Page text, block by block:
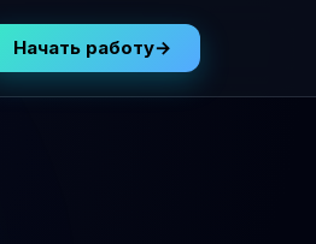
Начать работу→